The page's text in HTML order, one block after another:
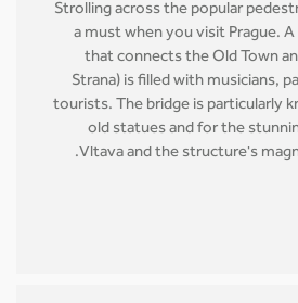
Strolling across the popular
a must when you visit
that connects the Old Town
Strana) is filled with
tourists. The bridge is
old statues and for the
Vltava and the structure's